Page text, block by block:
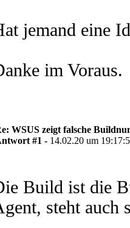
jemand eine
im Voraus.
WSUS zeigt falsche
#1 - 14.02.20 um
Build ist die
steht auch